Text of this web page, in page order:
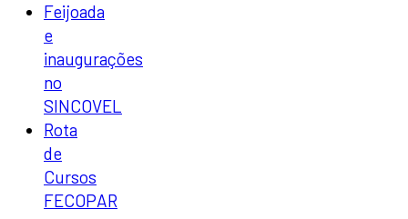
Feijoada
e
inaugurações
no
SINCOVEL
Rota
de
Cursos
FECOPAR